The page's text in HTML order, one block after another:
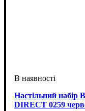
Настільний набір
DIRECT 0259